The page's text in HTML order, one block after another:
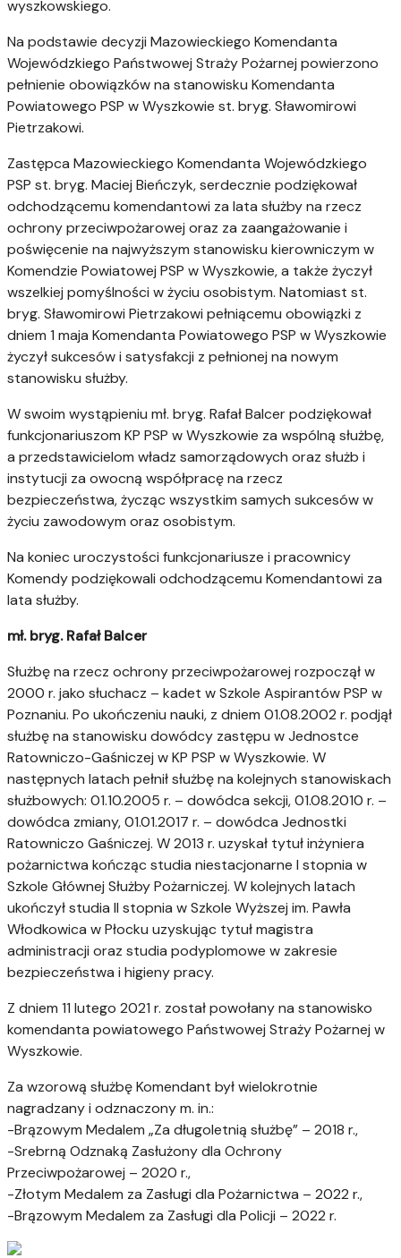
wyszkowskiego.
Na podstawie decyzji Mazowieckiego Komendanta
Wojewódzkiego Państwowej Straży Pożarnej powierzono
pełnienie obowiązków na stanowisku Komendanta
Powiatowego PSP w Wyszkowie st. bryg. Sławomirowi
Pietrzakowi.
Zastępca Mazowieckiego Komendanta Wojewódzkiego
PSP st. bryg. Maciej Bieńczyk, serdecznie podziękował
odchodzącemu komendantowi za lata służby na rzecz
ochrony przeciwpożarowej oraz za zaangażowanie i
poświęcenie na najwyższym stanowisku kierowniczym w
Komendzie Powiatowej PSP w Wyszkowie, a także życzył
wszelkiej pomyślności w życiu osobistym. Natomiast st.
bryg. Sławomirowi Pietrzakowi pełniącemu obowiązki z
dniem 1 maja Komendanta Powiatowego PSP w Wyszkowie
życzył sukcesów i satysfakcji z pełnionej na nowym
stanowisku służby.
W swoim wystąpieniu mł. bryg. Rafał Balcer podziękował
funkcjonariuszom KP PSP w Wyszkowie za wspólną służbę,
a przedstawicielom władz samorządowych oraz służb i
instytucji za owocną współpracę na rzecz
bezpieczeństwa, życząc wszystkim samych sukcesów w
życiu zawodowym oraz osobistym.
Na koniec uroczystości funkcjonariusze i pracownicy
Komendy podziękowali odchodzącemu Komendantowi za
lata służby.
mł. bryg. Rafał Balcer
Służbę na rzecz ochrony przeciwpożarowej rozpoczął w
2000 r. jako słuchacz – kadet w Szkole Aspirantów PSP w
Poznaniu. Po ukończeniu nauki, z dniem 01.08.2002 r. podjął
służbę na stanowisku dowódcy zastępu w Jednostce
Ratowniczo-Gaśniczej w KP PSP w Wyszkowie. W
następnych latach pełnił służbę na kolejnych stanowiskach
służbowych: 01.10.2005 r. – dowódca sekcji, 01.08.2010 r. –
dowódca zmiany, 01.01.2017 r. – dowódca Jednostki
Ratowniczo Gaśniczej. W 2013 r. uzyskał tytuł inżyniera
pożarnictwa kończąc studia niestacjonarne I stopnia w
Szkole Głównej Służby Pożarniczej. W kolejnych latach
ukończył studia II stopnia w Szkole Wyższej im. Pawła
Włodkowica w Płocku uzyskując tytuł magistra
administracji oraz studia podyplomowe w zakresie
bezpieczeństwa i higieny pracy.
Z dniem 11 lutego 2021 r. został powołany na stanowisko
komendanta powiatowego Państwowej Straży Pożarnej w
Wyszkowie.
Za wzorową służbę Komendant był wielokrotnie
nagradzany i odznaczony m. in.:
-Brązowym Medalem „Za długoletnią służbę” – 2018 r.,
-Srebrną Odznaką Zasłużony dla Ochrony
Przeciwpożarowej – 2020 r.,
-Złotym Medalem za Zasługi dla Pożarnictwa – 2022 r.,
-Brązowym Medalem za Zasługi dla Policji – 2022 r.